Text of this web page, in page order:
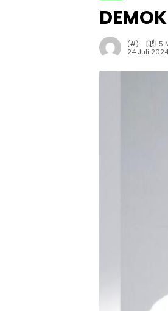
(#)
5
24 Juli 2024